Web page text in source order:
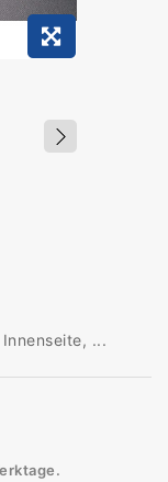
...